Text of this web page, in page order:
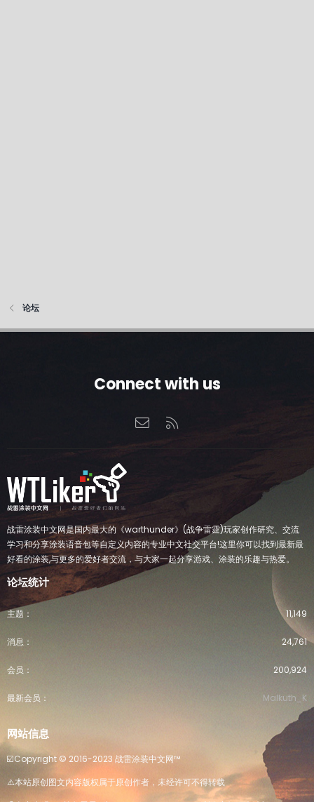
论坛
Connect with us
联系我们
战雷涂装中文网是国内最大的《warthunder》(战争雷霆)玩家创作研究、交流
学习和分享涂装语音包等自定义内容的专业中文社交平台!这里你可以找到最新最
好看的涂装,与更多的爱好者交流，与大家一起分享游戏、涂装的乐趣与热爱。
论坛统计
主题 11,149
消息 24,761
会员 200,924
最新会员 Malkuth_K
网站信息
☑️Copyright ©️ 2016-2023 战雷涂装中文网™️
⚠️本站原创图文内容版权属于原创作者，未经许可不得转载